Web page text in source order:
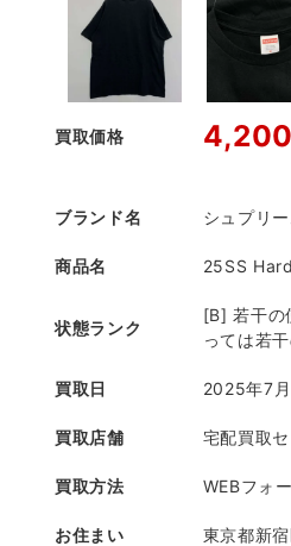
買取価格
ブランド名 シュプリー
商品名 25SS
状態ランク
[B] 若干の
っては若
買取日 2025年7
買取店舗 宅配買取
買取方法 WEBフォ
お住まい 東京都新